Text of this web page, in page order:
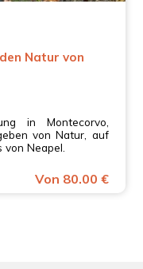
Natur von
in Montecorvo,
von Natur, auf
von Neapel.
Von 80.00 €